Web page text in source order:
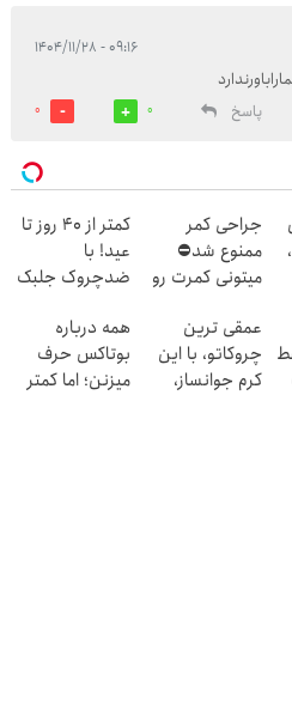
۰۹:۱۶ - ۱۴۰۴/۱۱/۲۸
پاسخ
0
0
جراحی کمر
ممنوع شد⛔
میتونی کمرت رو
کنی! 👈🏻
پرسش‌نامه
کمتر از 40 روز تا
عید! با
ضدچروک جلبک
شو40%تخفیف
عمقی ترین
چروکاتو، با این
کرم جوانساز،
همه درباره
بوتاکس حرف
میزنن؛ اما کمتر